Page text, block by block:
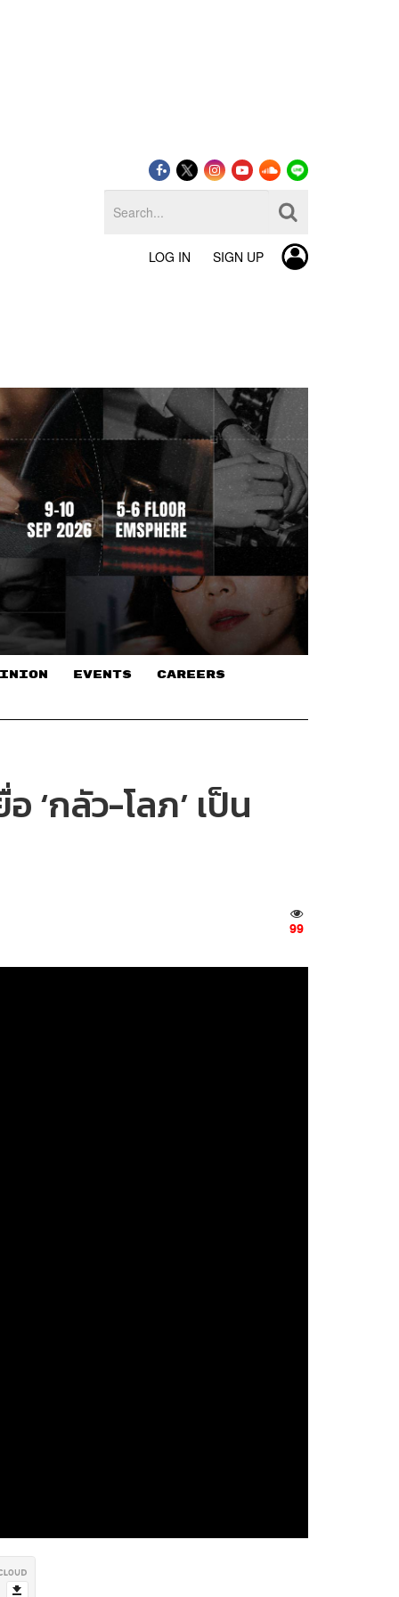
LOG IN SIGN UP
EVENTS CAREERS
‘กลัว-โลภ’ เป็น
99